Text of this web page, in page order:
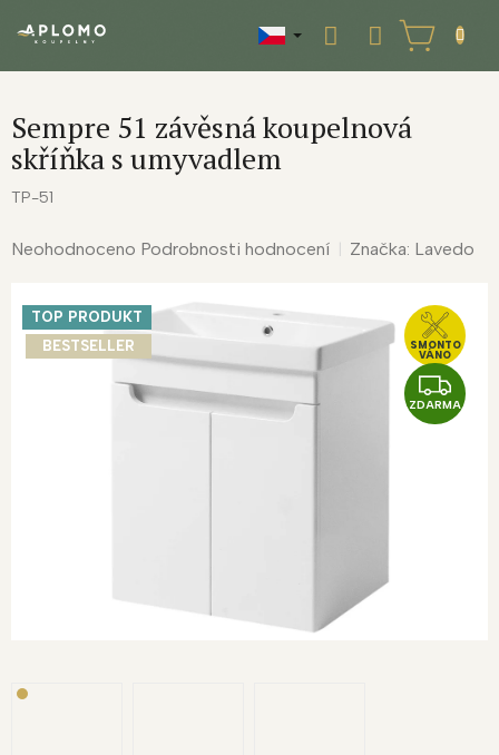
NÁKUPNÍ
KOŠÍK
Sempre 51 závěsná koupelnová
skříňka s umyvadlem
TP-51
Průměrné
Neohodnoceno Podrobnosti hodnocení Značka: Lavedo
Z
D
ZDARMA
SMONTO
VÁNO
TOP PRODUKT
BESTSELLER